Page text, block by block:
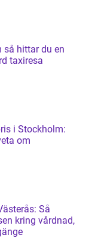
taxiresa
i Stockholm:
om
Så
kring vårdnad,